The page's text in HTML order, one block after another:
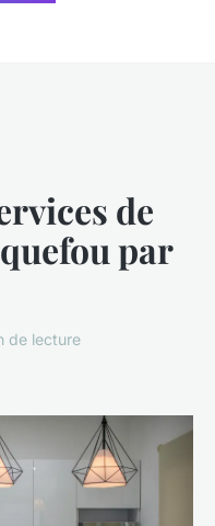
de
par
de lecture